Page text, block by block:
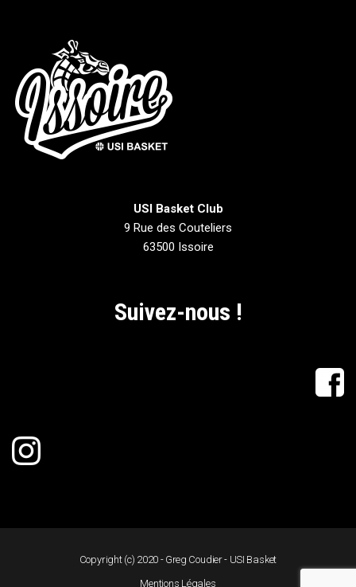
USI Basket Club
9 Rue des Couteliers
63500 Issoire
Suivez-nous !
Copyright (c) 2020 - Greg Coudier - USI Basket
Mentions Légales